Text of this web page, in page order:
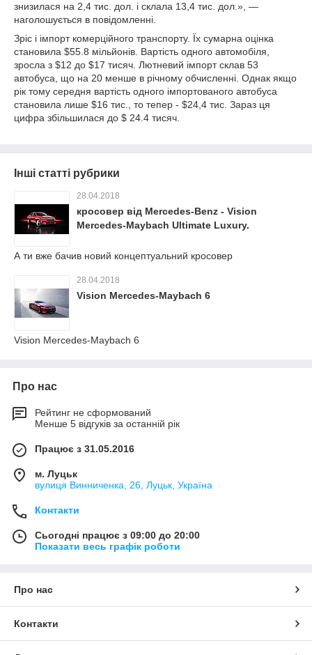
знизилася на 2,4 тис. дол. і склала 13,4 тис. дол.», —
наголошується в повідомленні.
Зріс і імпорт комерційного транспорту. Їх сумарна оцінка
становила $55.8 мільйонів. Вартість одного автомобіля,
зросла з $12 до $17 тисяч. Лютневий імпорт склав 53
автобуса, що на 20 менше в річному обчисленні. Однак якщо
рік тому середня вартість одного імпортованого автобуса
становила лише $16 тис., то тепер - $24,4 тис. Зараз ця
цифра збільшилася до $ 24.4 тисяч.
Інші статті рубрики
28.04.2018
кросовер від Mercedes-Benz - Vision
Mercedes-Maybach Ultimate Luxury.
А ти вже бачив новий концептуальний кросовер
28.04.2018
Vision Mercedes-Maybach 6
Vision Mercedes-Maybach 6
Про нас
Рейтинг не сформований
Менше 5 відгуків за останній рік
Працює з 31.05.2016
м. Луцьк
вулиця Винниченка, 26, Луцьк, Україна
Контакти
Сьогодні працює з 09:00 до 20:00
Показати весь графік роботи
Про нас
Контакти